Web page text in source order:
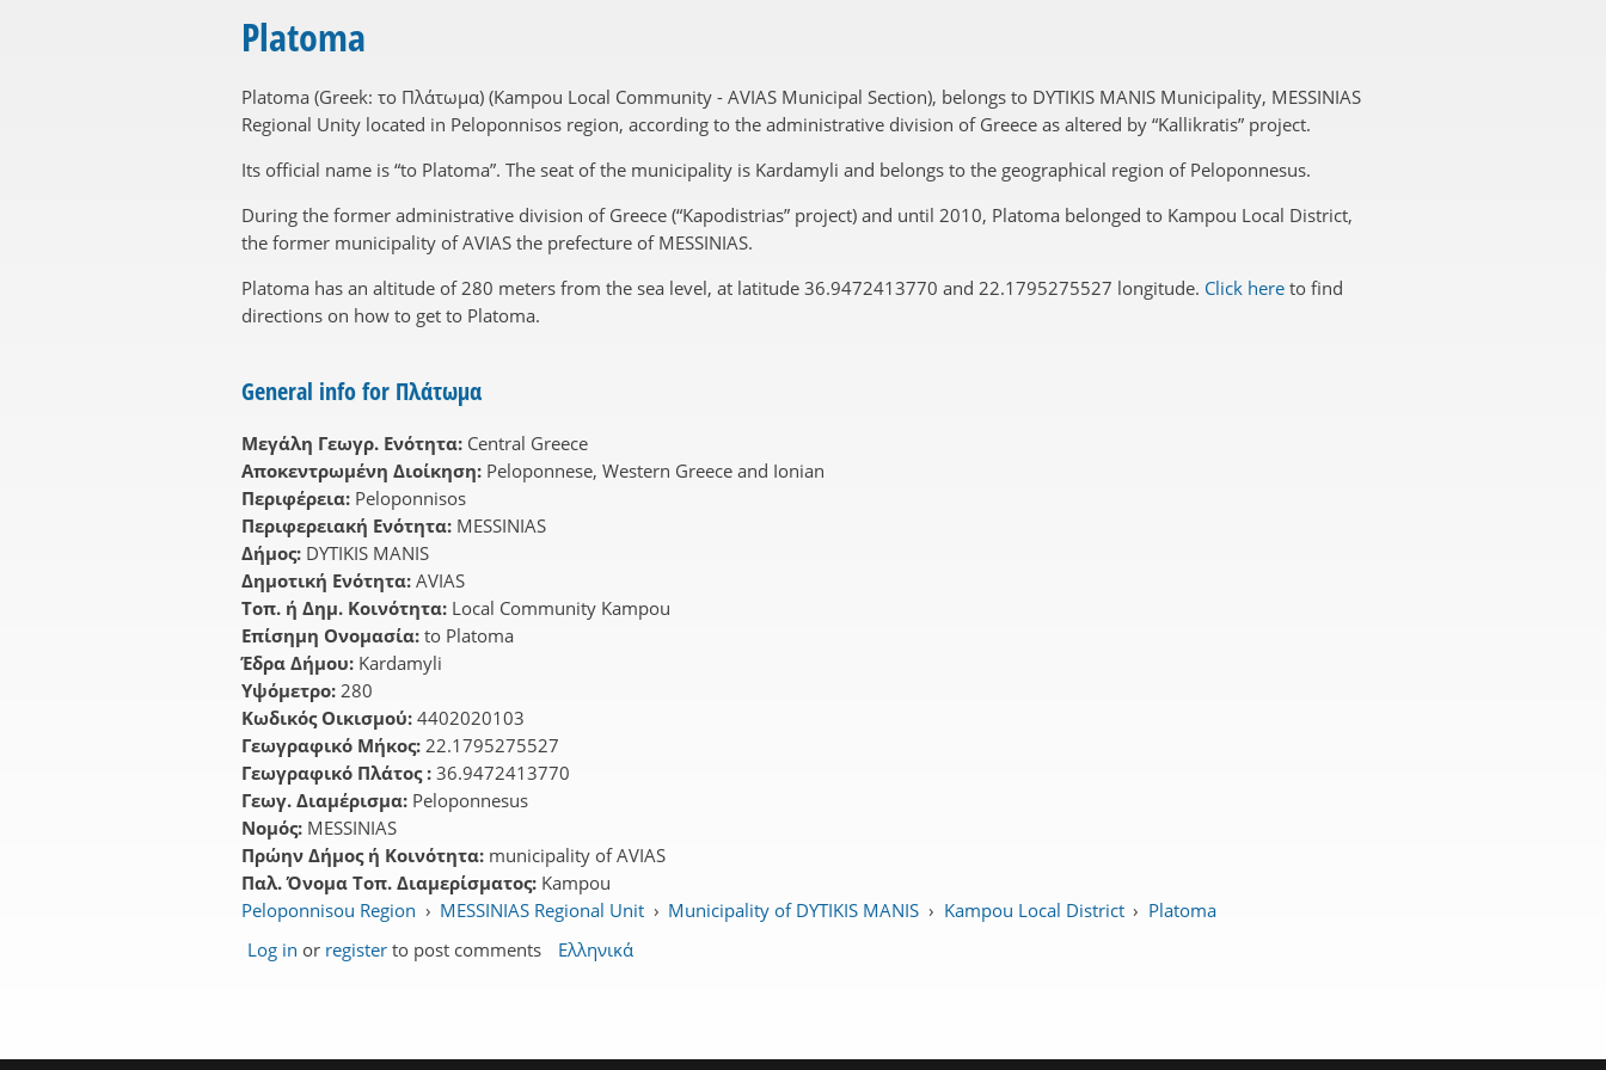
Platoma
Platoma (Greek: το Πλάτωμα) (Kampou Local Community - AVIAS Municipal Section), belongs to DYTIKIS MANIS Municipality, MESSINIAS
Regional Unity located in Peloponnisos region, according to the administrative division of Greece as altered by “Kallikratis” project.
Its official name is “to Platoma”. The seat of the municipality is Kardamyli and belongs to the geographical region of Peloponnesus.
During the former administrative division of Greece (“Kapodistrias” project) and until 2010, Platoma belonged to Kampou Local District,
the former municipality of AVIAS the prefecture of MESSINIAS.
Platoma has an altitude of 280 meters from the sea level, at latitude 36.9472413770 and 22.1795275527 longitude. Click here to find
directions on how to get to Platoma.
General info for Πλάτωμα
Μεγάλη Γεωγρ. Ενότητα: Central Greece
Αποκεντρωμένη Διοίκηση: Peloponnese, Western Greece and Ionian
Περιφέρεια: Peloponnisos
Περιφερειακή Ενότητα: MESSINIAS
Δήμος: DYTIKIS MANIS
Δημοτική Ενότητα: AVIAS
Τοπ. ή Δημ. Κοινότητα: Local Community Kampou
Επίσημη Ονομασία: to Platoma
Έδρα Δήμου: Kardamyli
Υψόμετρο: 280
Κωδικός Οικισμού: 4402020103
Γεωγραφικό Μήκος: 22.1795275527
Γεωγραφικό Πλάτος : 36.9472413770
Γεωγ. Διαμέρισμα: Peloponnesus
Νομός: MESSINIAS
Πρώην Δήμος ή Κοινότητα: municipality of AVIAS
Παλ. Όνομα Τοπ. Διαμερίσματος: Kampou
Peloponnisou Region › MESSINIAS Regional Unit › Municipality of DYTIKIS MANIS › Kampou Local District › Platoma
Log in or register to post comments Ελληνικά